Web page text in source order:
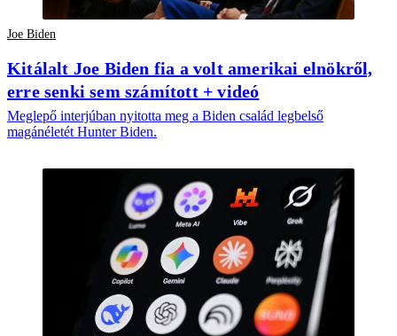
Joe Biden
Kitálalt Joe Biden fia a volt amerikai elnökről,
erre senki sem számított + videó
Meglepő interjúban nyitotta meg a Biden család legbelső
magánéletét Hunter Biden.